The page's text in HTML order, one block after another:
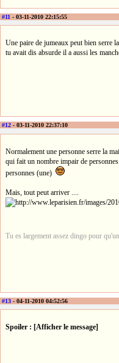
#11 - 03-11-2010 22:15:55
Une paire de jumeaux peut bien serre
tu avait dis absurde il a aussi les
#12 - 03-11-2010 22:37:10
Normalement une personne serre la
qui fait un nombre impair de
personnes (une)
Mais, tout peut arriver ....
Tu es largement assez dingo pour
#13 - 04-11-2010 04:52:56
Spoiler : [Afficher le message]